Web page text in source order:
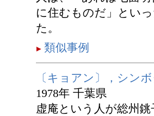
に住むものだ」とい
た。
類似事例
〔キョアン〕，シン
1978年 千葉県
虚庵という人が総州